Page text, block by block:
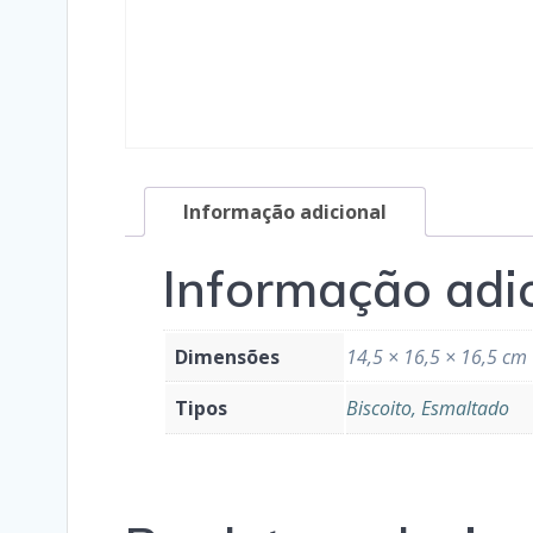
Informação adicional
Informação
Dimensões
14,5 × 16,5 × 16,5 cm
Tipos
Biscoito, Esmaltado